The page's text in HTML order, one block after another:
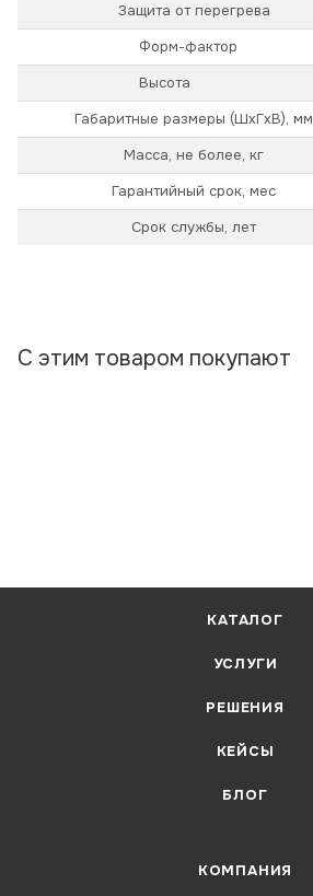
Защита от перегрева
Форм-фактор
Высота
Габаритные размеры (ШхГхВ), мм
Масса, не более, кг
Гарантийный срок, мес
Срок службы, лет
С этим товаром покупают
КАТАЛОГ
УСЛУГИ
РЕШЕНИЯ
КЕЙСЫ
БЛОГ
КОМПАНИЯ